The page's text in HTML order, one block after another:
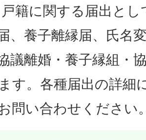
籍に関する届出と
、養子離縁届、氏名
議離婚・養子縁組・
す。各種届出の詳細
問い合わせください